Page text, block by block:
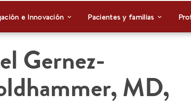
e Innovación Pacientes y familias
Gernez-
, MD,